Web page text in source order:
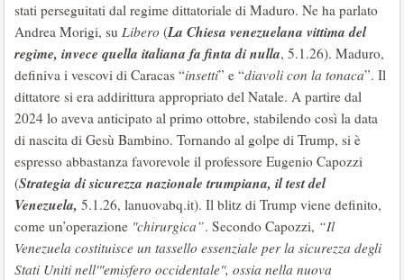
stati perseguitati dal regime dittatoriale di Maduro. Ne ha parlato
Andrea Morigi, su Libero (La Chiesa venezuelana vittima del
regime, invece quella italiana fa finta di nulla, 5.1.26). Maduro,
definiva i vescovi di Caracas “insetti” e “diavoli con la tonaca”. Il
dittatore si era addirittura appropriato del Natale. A partire dal
2024 lo aveva anticipato al primo ottobre, stabilendo così la data
di nascita di Gesù Bambino. Tornando al golpe di Trump, si è
espresso abbastanza favorevole il professore Eugenio Capozzi
(Strategia di sicurezza nazionale trumpiana, il test del
Venezuela, 5.1.26, lanuovabq.it). Il blitz di Trump viene definito,
come un’operazione "chirurgica”. Secondo Capozzi, “Il
Venezuela costituisce un tassello essenziale per la sicurezza degli
Stati Uniti nell'"emisfero occidentale", ossia nella nuova